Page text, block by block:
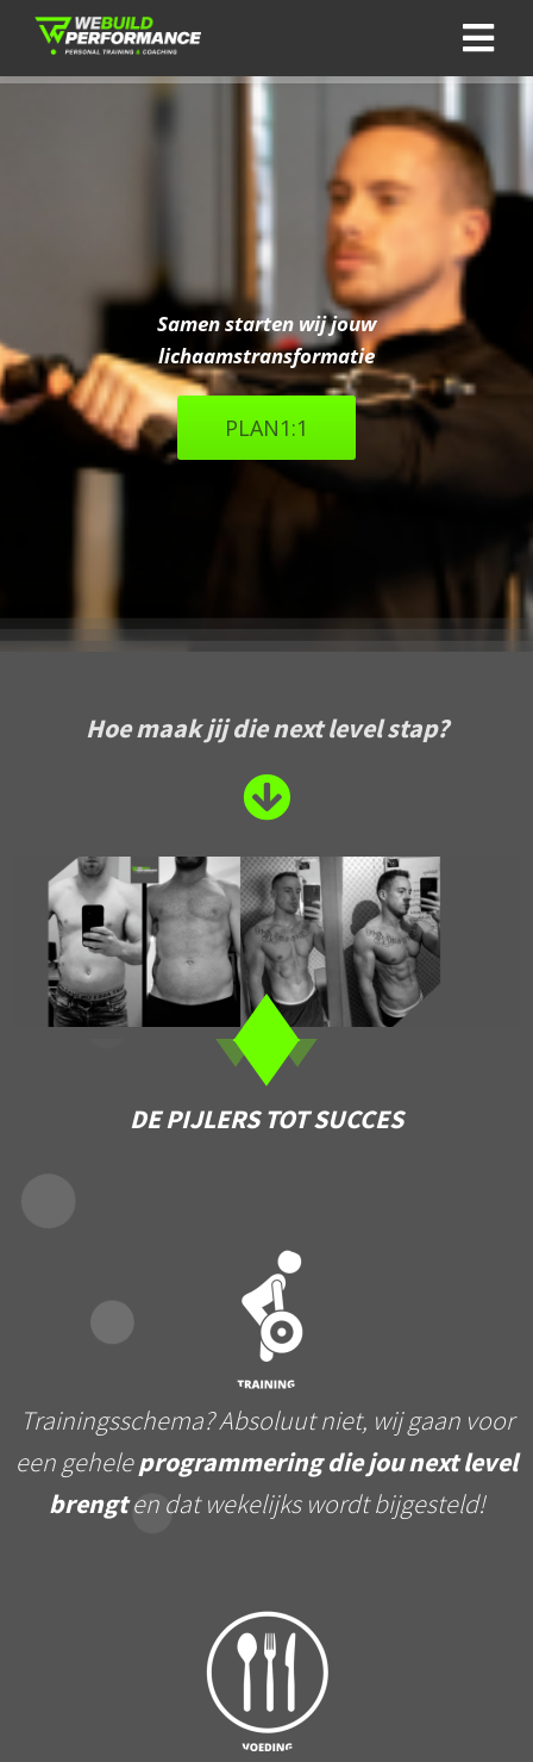
Samen starten wij jouw
lichaamstransformatie
PLAN1:1
Hoe maak jij die next level stap?
DE PIJLERS TOT SUCCES
Trainingsschema? Absoluut niet, wij gaan voor
een geheleprogrammering die jou next level
brengten dat wekelijks wordt bijgesteld!